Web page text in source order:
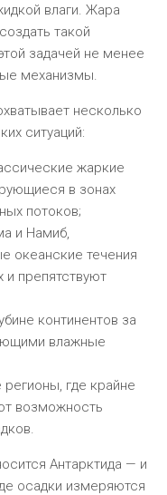
влаги. Жара
такой
задачей не менее
механизмы.
несколько
ситуаций:
жаркие
в зонах
потоков;
и Намиб,
океанские течения
препятствуют
континентов за
влажные
где крайне
возможность
Антарктида — и
осадки измеряются